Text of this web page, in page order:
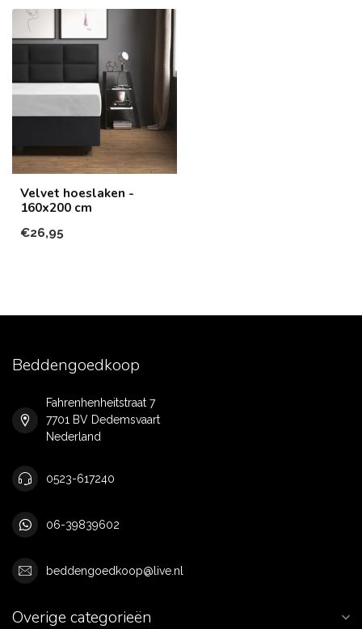
Velvet hoeslaken -
160x200 cm
€26,95
Beddengoedkoop
Fahrenhenheitstraat 7
7701 BV Dedemsvaart
Nederland
0523-617240
06-39839602
beddengoedkoop@live.nl
Overige categorieën